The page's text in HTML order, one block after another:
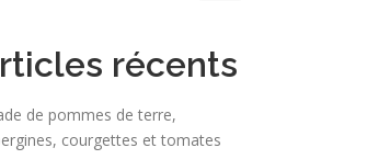
récents
de pommes de terre,
courgettes et tomates